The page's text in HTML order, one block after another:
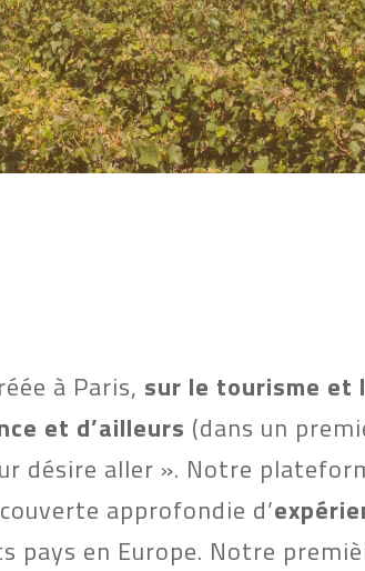
à Paris, sur le tourisme et
et d’ailleurs (dans un
désire aller ». Notre
approfondie d’
pays en Europe. Notre